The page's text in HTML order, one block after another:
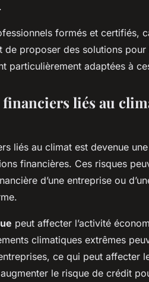
formés et certifiés,
de proposer des solutions pour
particulièrement adaptées à
liés au
liés au climat est devenue
financières. Ces risques
d’une entreprise ou
peut affecter l’activité
climatiques extrêmes
ce qui peut affecter
le risque de crédit